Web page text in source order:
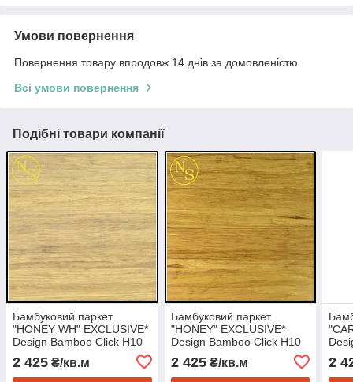
Умови повернення
Повернення товару впродовж 14 днів за домовленістю
Всі умови повернення
Подібні товари компанії
Бамбуковий паркет
"HONEY WH" EXCLUSIVE*
Design Bamboo Click H10
2 425 ₴/кв.м
Бамбуковий паркет
"HONEY" EXCLUSIVE*
Design Bamboo Click H10
2 425₴/кв.м 2